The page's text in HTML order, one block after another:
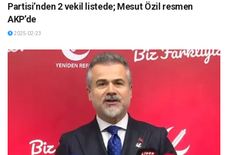
Partisi’nden 2 vekil listede; Mesut Özil resmen
AKP’de
2025-02-23